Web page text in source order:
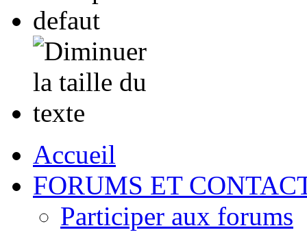
Accueil
FORUMS ET
Participer aux forums